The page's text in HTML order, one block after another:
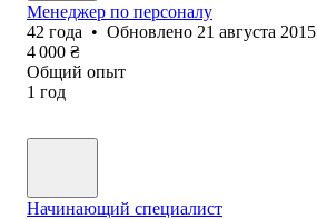
Менеджер по персоналу
42 года • Обновлено 21 августа 2015
4 000 ₴
Общий опыт
1 год
Начинающий специалист